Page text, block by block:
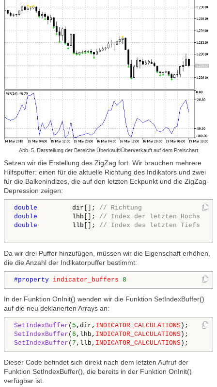
Abb. 5. Darstellung der Bereiche Überkauft/Überverkauft auf dem Preischart
Setzen wir die Erstellung des ZigZag fort. Wir brauchen mehrere
Hilfspuffer: einen für die aktuelle Richtung des Indikators und zwei
für die Balkenindizes, die auf den letzten Eckpunkt und die ZigZag-
Depression zeigen:
double dir[]; // Richtung
double lhb[]; // Index der letzten Hochs
double llb[]; // Index des letzten Tiefs
Da wir drei Puffer hinzufügen, müssen wir die Eigenschaft erhöhen,
die die Anzahl der Indikatorpuffer bestimmt:
#property indicator_buffers 8
In der Funktion OnInit() wenden wir die Funktion SetIndexBuffer()
auf die neu deklarierten Arrays an:
SetIndexBuffer ( 5 ,dir, INDICATOR_CALCULATIONS
SetIndexBuffer ( 6 ,lhb, INDICATOR_CALCULATIONS
SetIndexBuffer ( 7 ,llb, INDICATOR_CALCULATIONS
Dieser Code befindet sich direkt nach dem letzten Aufruf der
Funktion SetIndexBuffer(), die bereits in der Funktion OnInit()
verfügbar ist.